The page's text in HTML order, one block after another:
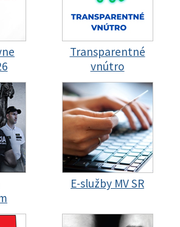
Transparentné
vnútro
E-služby MV SR